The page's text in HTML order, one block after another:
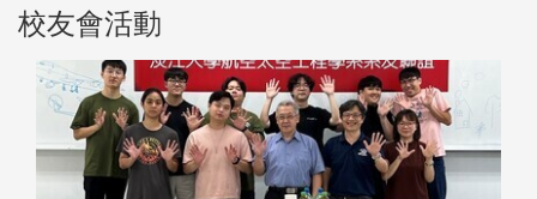
校友會活動